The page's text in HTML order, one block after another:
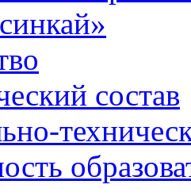
состав